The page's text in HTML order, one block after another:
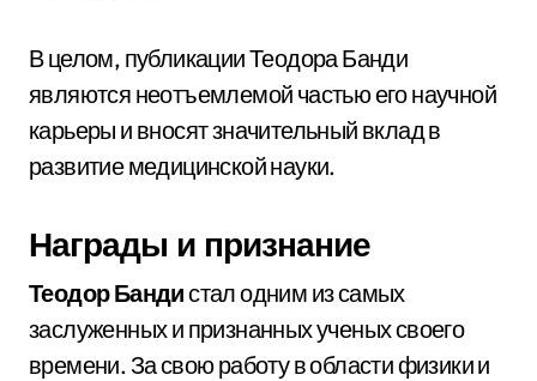
В целом, публикации Теодора Банди
являются неотъемлемой частью его научной
карьеры и вносят значительный вклад в
развитие медицинской науки.
Награды и признание
Теодор Бандистал одним из самых
заслуженных и признанных ученых своего
времени. За свою работу в области физики и